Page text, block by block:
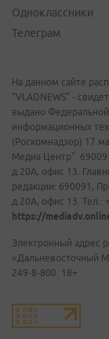
Одноклассники
Телеграм
На данном сайте
"VLADNEWS" -
выдано
информационных
(Роскомнадзор) 17
Медиа Центр".
д.20А, офис 13.
редакции: 690091,
д.20А, офис 13. Тел.:
https://
Электронный адрес
«Дальневосточный
249-8-800. 18+